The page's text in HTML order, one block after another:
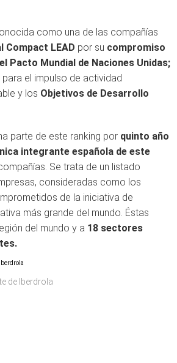
como una de las compañías
Compact LEAD por su compromiso
Pacto Mundial de Naciones Unidas;
el impulso de actividad
y los Objetivos de Desarrollo
parte de este ranking por quinto año
integrante española de este
Se trata de un listado
consideradas como los
de la iniciativa de
más grande del mundo. Éstas
del mundo y a 18 sectores
de Iberdrola